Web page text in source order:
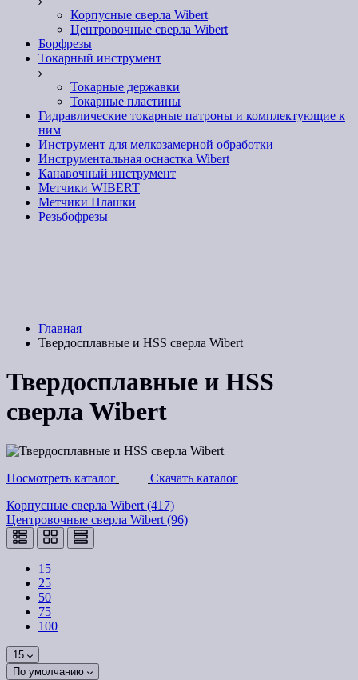
Корпусные сверла Wibert
Центровочные сверла Wibert
Борфрезы
Токарный инструмент
Токарные державки
Токарные пластины
Гидравлические токарные патроны и комплектующие к
ним
Инструмент для мелкозамерной обработки
Инструментальная оснастка Wibert
Канавочный инструмент
Метчики WIBERT
Метчики Плашки
Резьбофрезы
Главная
Твердосплавные и HSS сверла Wibert
Твердосплавные и HSS
сверла Wibert
Посмотреть каталог
Скачать каталог
Корпусные сверла Wibert (417)
Центровочные сверла Wibert (96)
15
25
50
75
100
15
По умолчанию